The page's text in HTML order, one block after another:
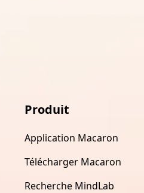
Produit
Application Macaron
Télécharger Macaron
Recherche MindLab